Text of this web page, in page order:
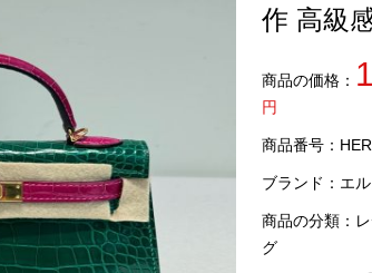
作 高級
商品の価格：
円
商品番号：
ブランド： エ
商品の分類：
グ